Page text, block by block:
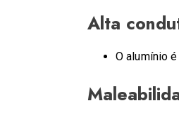
Alta
O alumínio é